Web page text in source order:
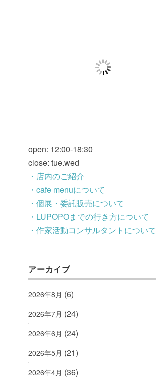
open: 12:00-18:30
close: tue.wed
・店内のご紹介
・cafe menuについて
・個展・委託販売について
・LUPOPOまでの行き方について
・作家活動コンサルタントについて
アーカイブ
2026年8月 (6)
2026年7月 (24)
2026年6月 (24)
2026年5月 (21)
2026年4月 (36)